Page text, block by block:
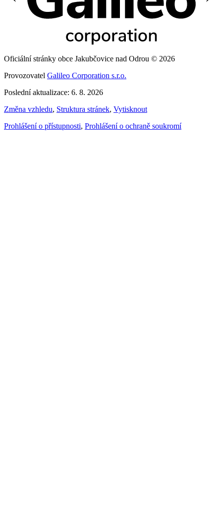
Oficiální stránky obce Jakubčovice nad Odrou © 2026
Provozovatel Galileo Corporation s.r.o.
Poslední aktualizace: 6. 8. 2026
Změna vzhledu, Struktura stránek, Vytisknout
Prohlášení o přístupnosti, Prohlášení o ochraně soukromí